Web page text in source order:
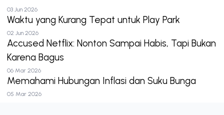
03 Jun 2026
Waktu yang Kurang Tepat untuk Play Park
02 Jun 2026
Accused Netflix: Nonton Sampai Habis, Tapi Bukan
Karena Bagus
06 Mar 2026
Memahami Hubungan Inflasi dan Suku Bunga
05 Mar 2026